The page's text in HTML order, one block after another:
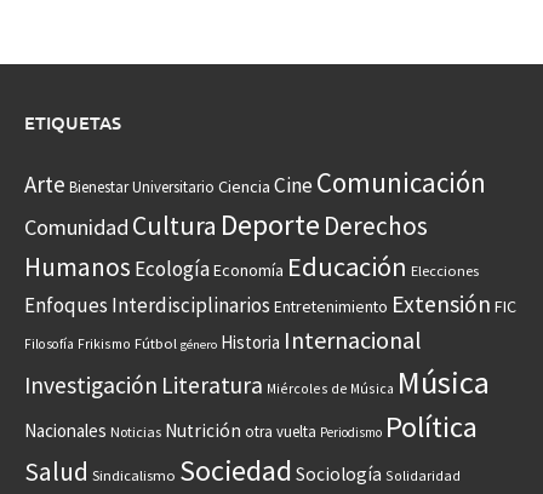
ETIQUETAS
Arte Bienestar Universitario Ciencia CineComunicación
Comunidad Cultura Deporte Derechos
Humanos EcologíaEconomía Educación Elecciones
Enfoques Interdisciplinarios Entretenimiento Extensión FIC
Filosofía Frikismo Fútbol género Historia Internacional
Investigación Literatura Miércoles de Música Música
Nacionales Noticias Nutrición otra vuelta Periodismo Política
Salud Sindicalismo Sociedad Sociología Solidaridad